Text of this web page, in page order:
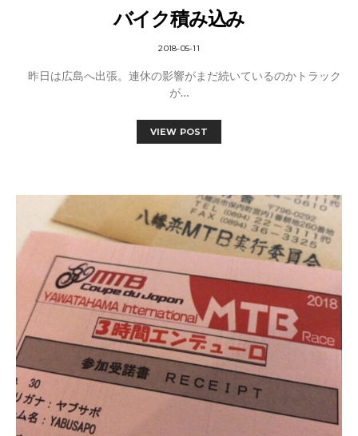
バイク積み込み
2018-05-11
昨日は広島へ出張。連休の影響がまだ続いているのかトラック
が…
VIEW POST